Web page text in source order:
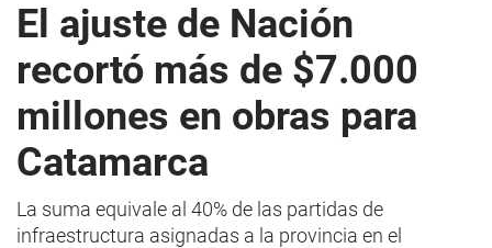
El ajuste de Nación
recortó más de $7.000
millones en obras para
Catamarca
La suma equivale al 40% de las partidas de
infraestructura asignadas a la provincia en el